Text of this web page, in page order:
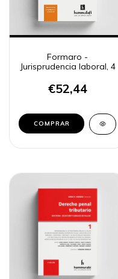
Formaro -
Jurisprudencia laboral, 4
€52,44
COMPRAR